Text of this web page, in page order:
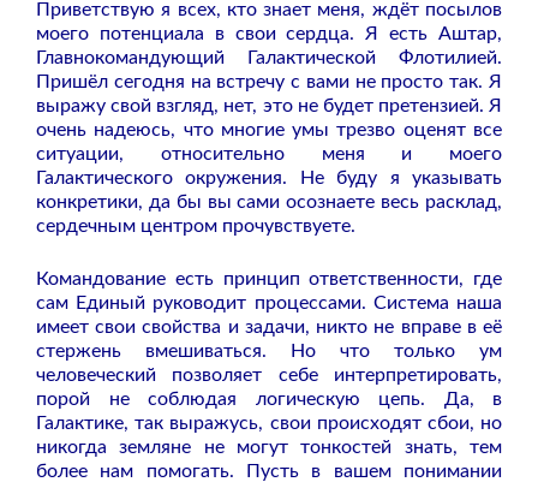
Приветствую я всех, кто знает меня, ждёт посылов
моего потенциала в свои сердца. Я есть Аштар,
Главнокомандующий Галактической Флотилией.
Пришёл сегодня на встречу с вами не просто так. Я
выражу свой взгляд, нет, это не будет претензией. Я
очень надеюсь, что многие умы трезво оценят все
ситуации, относительно меня и моего
Галактического окружения. Не буду я указывать
конкретики, да бы вы сами осознаете весь расклад,
сердечным центром прочувствуете.
Командование есть принцип ответственности, где
сам Единый руководит процессами. Система наша
имеет свои свойства и задачи, никто не вправе в её
стержень вмешиваться. Но что только ум
человеческий позволяет себе интерпретировать,
порой не соблюдая логическую цепь. Да, в
Галактике, так выражусь, свои происходят сбои, но
никогда земляне не могут тонкостей знать, тем
более нам помогать. Пусть в вашем понимании